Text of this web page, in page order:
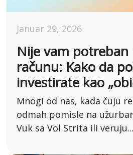
Januar 29, 2026
Nije vam
računu: Kako da
investirate kao
Mnogi od nas, kada čuju
odmah pomisle na
Vuk sa Vol Strita ili veruju...